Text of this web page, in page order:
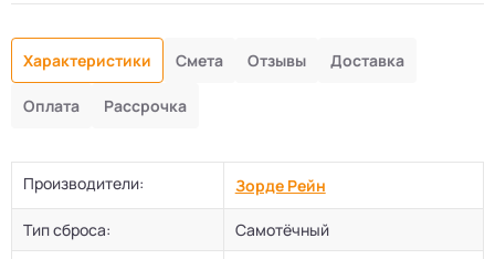
Характеристики Смета Отзывы Доставка
Оплата Рассрочка
Производители: Зорде Рейн
Тип сброса:
Самотёчный